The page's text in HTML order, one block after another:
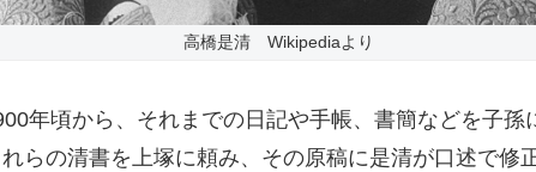
高橋是清 Wikipediaより
年頃から、それまでの日記や手帳、書簡などを子孫
らの清書を上塚に頼み、その原稿に是清が口述で修